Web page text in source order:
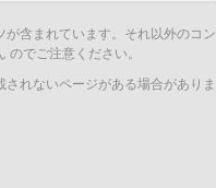
含まれています。それ以外のコン
でご注意ください。
れないページがある場合がありま